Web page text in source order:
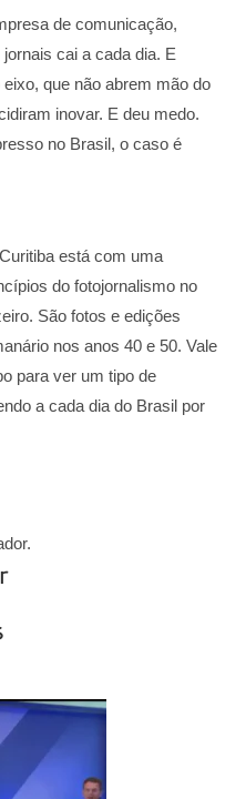
de comunicação,
cai a cada dia. E
eixo, que não abrem mão do
inovar. E deu medo.
no Brasil, o caso é
está com uma
do fotojornalismo no
São fotos e edições
nos anos 40 e 50. Vale
para ver um tipo de
a cada dia do Brasil por